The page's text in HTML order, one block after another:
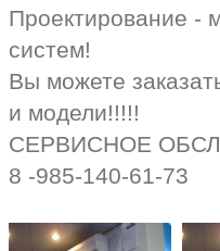
Проектирование -
систем!
Вы можете
и модели!!!!!
СЕРВИСНОЕ
8 -985-140-61-73